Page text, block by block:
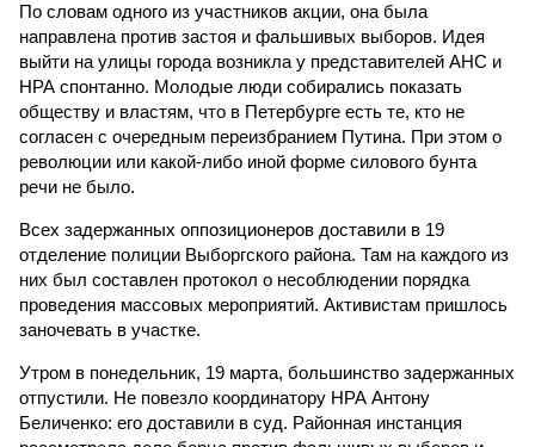
По словам одного из участников акции, она была
направлена против застоя и фальшивых выборов. Идея
выйти на улицы города возникла у представителей АНС и
НРА спонтанно. Молодые люди собирались показать
обществу и властям, что в Петербурге есть те, кто не
согласен с очередным переизбранием Путина. При этом о
революции или какой-либо иной форме силового бунта
речи не было.
Всех задержанных оппозиционеров доставили в 19
отделение полиции Выборгского района. Там на каждого из
них был составлен протокол о несоблюдении порядка
проведения массовых мероприятий. Активистам пришлось
заночевать в участке.
Утром в понедельник, 19 марта, большинство задержанных
отпустили. Не повезло координатору НРА Антону
Беличенко: его доставили в суд. Районная инстанция